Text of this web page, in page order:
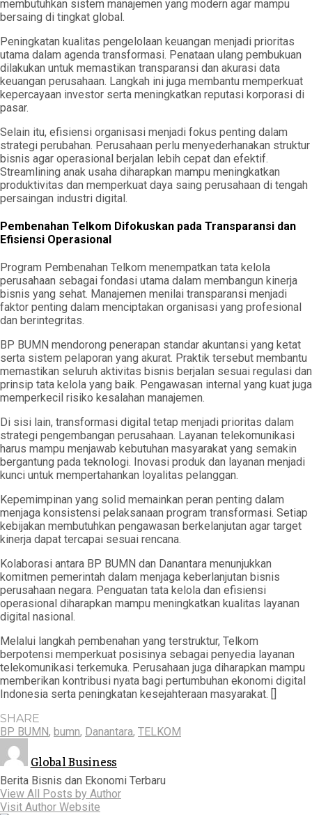
membutuhkan sistem manajemen yang modern agar mampu
bersaing di tingkat global.
Peningkatan kualitas pengelolaan keuangan menjadi prioritas
utama dalam agenda transformasi. Penataan ulang pembukuan
dilakukan untuk memastikan transparansi dan akurasi data
keuangan perusahaan. Langkah ini juga membantu memperkuat
kepercayaan investor serta meningkatkan reputasi korporasi di
pasar.
Selain itu, efisiensi organisasi menjadi fokus penting dalam
strategi perubahan. Perusahaan perlu menyederhanakan struktur
bisnis agar operasional berjalan lebih cepat dan efektif.
Streamlining anak usaha diharapkan mampu meningkatkan
produktivitas dan memperkuat daya saing perusahaan di tengah
persaingan industri digital.
Pembenahan Telkom Difokuskan pada Transparansi dan
Efisiensi Operasional
Program Pembenahan Telkom menempatkan tata kelola
perusahaan sebagai fondasi utama dalam membangun kinerja
bisnis yang sehat. Manajemen menilai transparansi menjadi
faktor penting dalam menciptakan organisasi yang profesional
dan berintegritas.
BP BUMN mendorong penerapan standar akuntansi yang ketat
serta sistem pelaporan yang akurat. Praktik tersebut membantu
memastikan seluruh aktivitas bisnis berjalan sesuai regulasi dan
prinsip tata kelola yang baik. Pengawasan internal yang kuat juga
memperkecil risiko kesalahan manajemen.
Di sisi lain, transformasi digital tetap menjadi prioritas dalam
strategi pengembangan perusahaan. Layanan telekomunikasi
harus mampu menjawab kebutuhan masyarakat yang semakin
bergantung pada teknologi. Inovasi produk dan layanan menjadi
kunci untuk mempertahankan loyalitas pelanggan.
Kepemimpinan yang solid memainkan peran penting dalam
menjaga konsistensi pelaksanaan program transformasi. Setiap
kebijakan membutuhkan pengawasan berkelanjutan agar target
kinerja dapat tercapai sesuai rencana.
Kolaborasi antara BP BUMN dan Danantara menunjukkan
komitmen pemerintah dalam menjaga keberlanjutan bisnis
perusahaan negara. Penguatan tata kelola dan efisiensi
operasional diharapkan mampu meningkatkan kualitas layanan
digital nasional.
Melalui langkah pembenahan yang terstruktur, Telkom
berpotensi memperkuat posisinya sebagai penyedia layanan
telekomunikasi terkemuka. Perusahaan juga diharapkan mampu
memberikan kontribusi nyata bagi pertumbuhan ekonomi digital
Indonesia serta peningkatan kesejahteraan masyarakat. []
SHARE
BP BUMN, bumn, Danantara, TELKOM
Global Business
Berita Bisnis dan Ekonomi Terbaru
View All Posts by Author
Visit Author Website